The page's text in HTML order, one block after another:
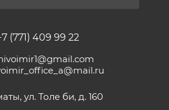
(771) 409 99 22
ул. Толе би, д. 160